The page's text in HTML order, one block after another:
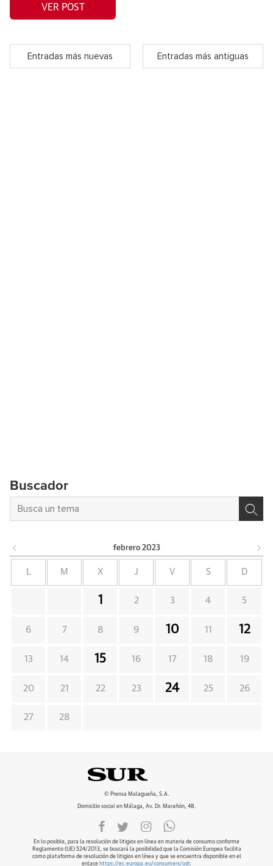
VER POST
Entradas más nuevas Entradas más antiguas
Buscador
febrero 2023
L M X J V S D
1 2 3 4 5
6 7 8 9 10 11 12
13 14 15 16 17 18 19
20 21 22 23 24 25 26
27 28
© Prensa Malagueña, S.A.
Domicilio social en Málaga, Av. Dr. Marañón, 48.
En lo posible, para la resolución de litigios en línea en materia de consumo conforme
Reglamento (UE) 524/2013, se buscará la posibilidad que la Comisión Europea facilita
como plataforma de resolución de litigios en línea y que se encuentra disponible en el
enlace https://ec.europa.eu/consumers/odr.